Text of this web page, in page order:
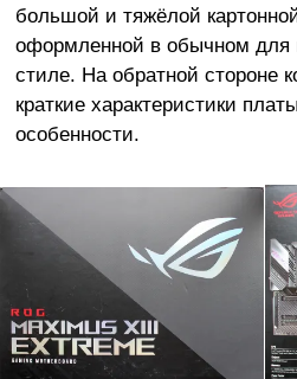
большой и тяжёлой
оформленной в обычном для
стиле. На обратной стороне
краткие характеристики
особенности.